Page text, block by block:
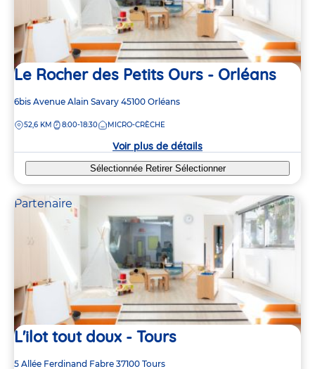
Le Rocher des Petits Ours - Orléans
Adresse
la
6bis Avenue Alain Savary 45100 Orléans
DISTANCE
52,6 KM 8:00-18:30 MICRO-CRÈCHE
Voir plus de détails
Sélectionnée Retirer Sélectionner
Partenaire
L'ilot tout doux - Tours
Adresse
5 Allée Ferdinand Fabre 37100 Tours